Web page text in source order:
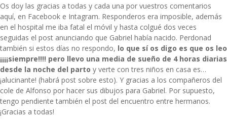
Os doy las gracias a todas y cada una por vuestros comentarios
aquí, en Facebook e Intagram. Responderos era imposible, además
en el hospital me iba fatal el móvil y hasta colgué dos veces
seguidas el post anunciando que Gabriel había nacido. Perdonad
también si estos días no respondo, lo que sí os digo es que os leo
¡¡¡¡siempre!!!! pero llevo una media de sueño de 4 horas diarias
desde la noche del parto y verte con tres niños en casa es…
¡alucinante! (habrá post sobre esto). Y gracias a los compañeros del
cole de Alfonso por hacer sus dibujos para Gabriel. Por supuesto,
tengo pendiente también el post del encuentro entre hermanos.
¡Gracias a todas!